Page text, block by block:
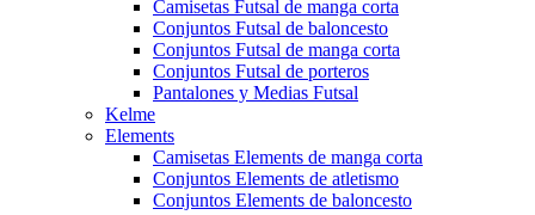
Camisetas Futsal de manga corta
Conjuntos Futsal de baloncesto
Conjuntos Futsal de manga corta
Conjuntos Futsal de porteros
Pantalones y Medias Futsal
Kelme
Elements
Camisetas Elements de manga corta
Conjuntos Elements de atletismo
Conjuntos Elements de baloncesto